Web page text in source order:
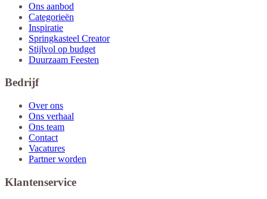
Ons aanbod
Categorieën
Inspiratie
Springkasteel Creator
Stijlvol op budget
Duurzaam Feesten
Bedrijf
Over ons
Ons verhaal
Ons team
Contact
Vacatures
Partner worden
Klantenservice